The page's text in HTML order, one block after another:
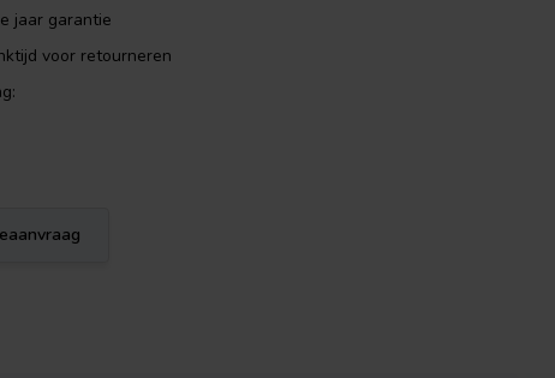
jaar garantie
voor retourneren